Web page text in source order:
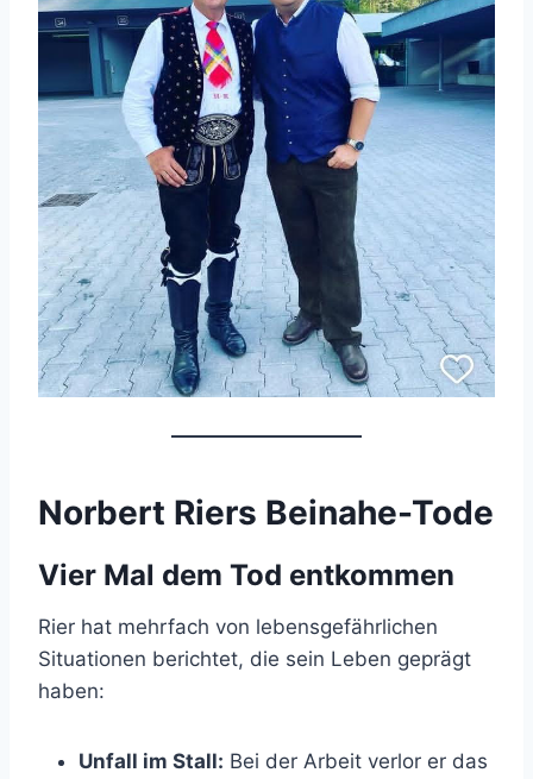
Norbert Riers Beinahe-Tode
Vier Mal dem Tod entkommen
Rier hat mehrfach von lebensgefährlichen
Situationen berichtet, die sein Leben geprägt
haben:
Unfall im Stall: Bei der Arbeit verlor er das